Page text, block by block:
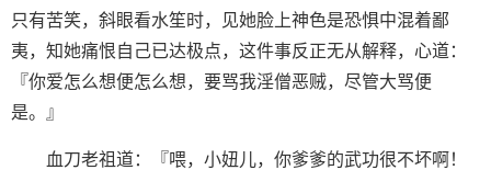
只有苦笑，斜眼看水笙时，见她脸上神色是恐惧中混着鄙
夷，知她痛恨自己已达极点，这件事反正无从解释，心道：
『你爱怎么想便怎么想，要骂我淫僧恶贼，尽管大骂便
是。』
血刀老祖道：『喂，小妞儿，你爹爹的武功很不坏啊！